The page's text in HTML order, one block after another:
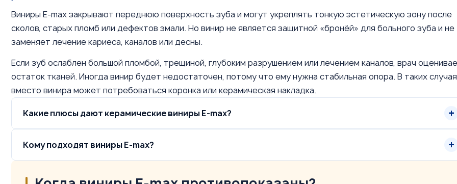
Виниры E-max закрывают переднюю поверхность зуба и могут укреплять тонкую эстетическую зону после
сколов, старых пломб или дефектов эмали. Но винир не является защитной «бронёй» для больного зуба и не
заменяет лечение кариеса, каналов или десны.
Если зуб ослаблен большой пломбой, трещиной, глубоким разрушением или лечением каналов, врач
остаток тканей. Иногда винир будет недостаточен, потому что ему нужна стабильная опора. В таких
вместо винира может потребоваться коронка или керамическая накладка.
Какие плюсы дают керамические виниры E-max?
Кому подходят виниры E-max?